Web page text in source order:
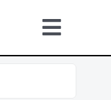
Toggle